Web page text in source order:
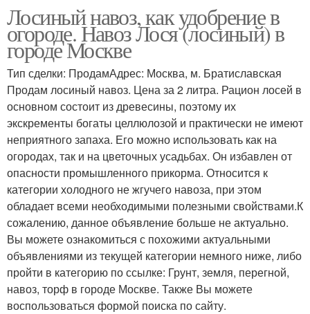
Лосиный навоз, как удобрение в
огороде. Навоз Лося (лосиный) в
городе Москве
Тип сделки: ПродамАдрес: Москва, м. Братиславская
Продам лосиный навоз. Цена за 2 литра. Рацион лосей в
основном состоит из древесины, поэтому их
экскременты богаты целлюлозой и практически не имеют
неприятного запаха. Его можно использовать как на
огородах, так и на цветочных усадьбах. Он избавлен от
опасности промышленного прикорма. Относится к
категории холодного не жгучего навоза, при этом
обладает всеми необходимыми полезными свойствами.К
сожалению, данное объявление больше не актуально.
Вы можете ознакомиться с похожими актуальными
объявлениями из текущей категории немного ниже, либо
пройти в категорию по ссылке: Грунт, земля, перегной,
навоз, торф в городе Москве. Также Вы можете
воспользоваться формой поиска по сайту.